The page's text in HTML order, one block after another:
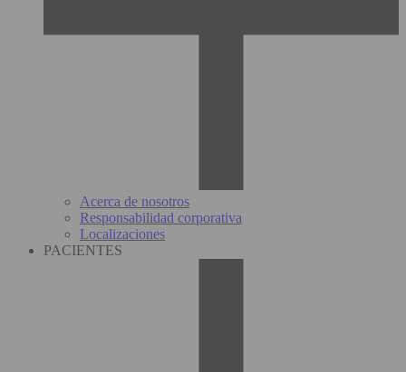
Acerca de nosotros
Responsabilidad corporativa
Localizaciones
PACIENTES